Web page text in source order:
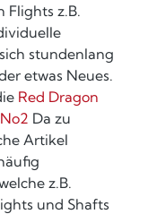
Flights z.B.
stundenlang
etwas Neues.
Red Dragon
Da zu
Artikel
z.B.
und Shafts